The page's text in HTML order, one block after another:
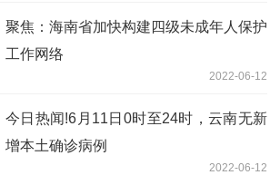
聚焦：海南省加快构建四级未成年人保护
工作网络
2022-06-12
今日热闻!6月11日0时至24时，云南无新
增本土确诊病例
2022-06-12